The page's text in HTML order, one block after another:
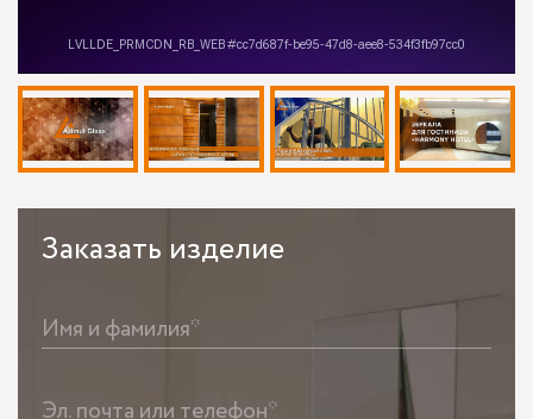
Заказать изделие
Имя и фамилия*
Эл. почта или телефон*